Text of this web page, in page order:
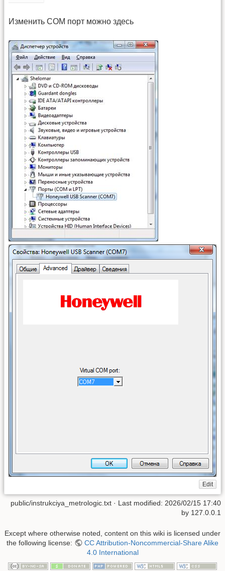
Изменить COM порт можно здесь
Edit
public/instrukciya_metrologic.txt · Last modified: 2026/02/15 17:40
by 127.0.0.1
Except where otherwise noted, content on this wiki is licensed under
the following license:
CC Attribution-Noncommercial-Share Alike
4.0 International